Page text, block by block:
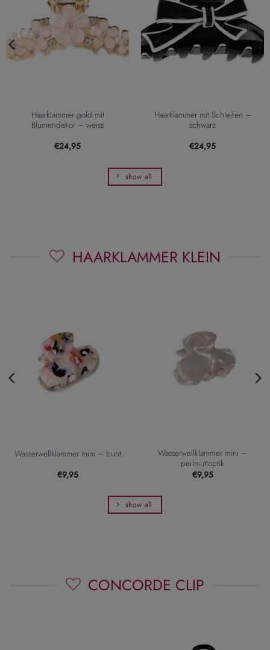
Haarklammer gold mit
Blumendekor – weiss
€24,95
Haarklammer mit Schleifen –
schwarz
€24,95
show all
HAARKLAMMER KLEIN
Wasserwellklammer mini – bunt
€9,95
Wasserwellklammer mini –
perlmuttoptik
€9,95
show all
CONCORDE CLIP